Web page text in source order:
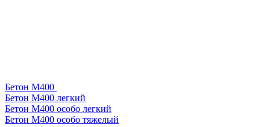
Бетон М400
Бетон М400 легкий
Бетон М400 особо легкий
Бетон М400 особо тяжелый